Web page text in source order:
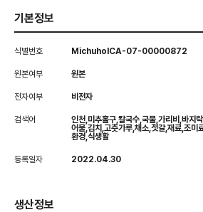
기본정보
식별번호 MichuholCA-07-00000872
원본여부 원본
전자여부 비전자
검색어
인천,미추홀구,칼국수,국물,가리비,바지
어물,김치,고춧가루,채소,젓갈,재료,조미
환경,식생활
등록일자 2022.04.30
생산정보